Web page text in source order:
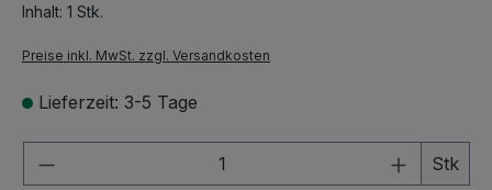
Inhalt: 1 Stk.
Preise inkl. MwSt. zzgl. Versandkosten
Lieferzeit: 3-5 Tage
Produkt Anzahl: Gib den Stk